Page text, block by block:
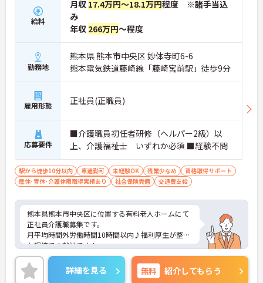
給料
月収 17.4万円～18.1万円程度 ※諸手当込
み
年収 266万円～程度
勤務地
熊本県 熊本市中央区 妙体寺町6-6
熊本電気鉄道藤崎線「藤崎宮前駅」徒歩9分
雇用形態 正社員(正職員)
応募要件
■介護職員初任者研修（ヘルパー2級）以
上、介護福祉士 いずれか必須 ■経験不問
駅から徒歩10分以内 車通勤可 未経験OK 残業少なめ
資格取得サポート
産休･育休･介護休暇取得実績あり
社会保険完備 交通費支給
熊本県熊本市中央区に位置する有料老人ホームにて
正社員介護職募集です。
月平均時間外労働時間10時間以内♪福利厚生が整っ
た環境での就業です！
ご興味のある方には、面接対策ポイントなど、さら
に詳細をお話いたしますので、お気軽にご相談くだ
さい。
詳細を見る 無料 紹介してもらう